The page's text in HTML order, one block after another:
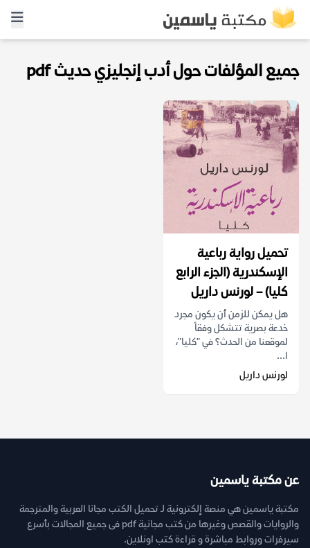
جميع المؤلفات حول أدب إنجليزي حديث pdf
تحميل رواية رباعية
الإسكندرية (الجزء الرابع
كليا) – لورنس داريل
هل يمكن للزمن أن يكون مجرد
خدعة بصرية تتشكل وفقاً
لموقعنا من الحدث؟ في "كليا"،
ا...
لورنس داريل
عن مكتبة ياسمين
مكتبة ياسمين هي منصة إلكترونية لـ تحميل الكتب مجانا العربية والمترجمة
والروايات والقصص وغيرها من كتب مجانية pdf فى جميع المجالات بأسرع
سيرفرات وروابط مباشرة و قراءة كتب اونلاين.